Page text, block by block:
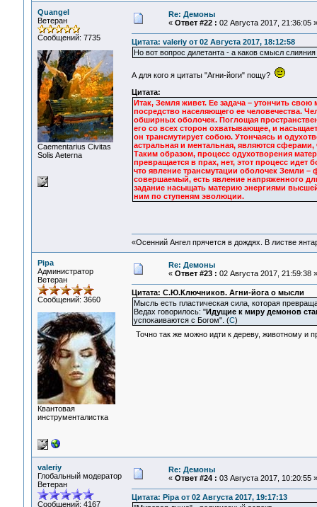
Quangel
Ветеран
Сообщений: 7735
Сaementarius Civitas
Solis Aeterna
Re: Демоны
« Ответ #22 : 02 Августа 2017, 21:36:05 »
Цитата: valeriy от 02 Августа 2017, 18:12:58
Но вот вопрос дилетанта - а каков смысл
А для кого я цитаты "Агни-йоги" пощу?
Цитата:
Итак, Земля живет. Ее задача – утончить
посредство населяющего ее человечества.
обширных оболочек. Поглощая
его со всех сторон охватывающее, и
он трансмутирует собою. Утончаясь и
астральная и ментальная, являются
Таким образом, процесс одухотворения
превращается в прах, нет, этот процесс
что явление трансмутации оболочек Земли –
совершаемый, есть явление напряженного
задание насыщать материю энергиями
ним по ступеням эволюции.
«Осенний Ангел прячется в дождях. В листве
Pipa
Администратор
Ветеран
Сообщений: 3660
Квантовая
инструменталистка
Re: Демоны
« Ответ #23 : 02 Августа 2017, 21:59:38 »
Цитата: С.Ю.Ключников. Агни-йога о мысли
Мысль есть пластическая сила, которая
Ведах говорилось: "Идущие к миру демонов
успокаиваются с Богом". (С)
Точно так же можно идти к дереву, животному и
valeriy
Глобальный модератор
Ветеран
Сообщений: 4167
Re: Демоны
« Ответ #24 : 03 Августа 2017, 10:20:55 »
Цитата: Pipa от 02 Августа 2017, 19:17:13